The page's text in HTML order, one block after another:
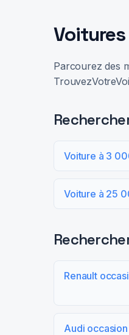
Parcourez des
Voiture à 3
Voiture à 25
Renault
Audi occasion